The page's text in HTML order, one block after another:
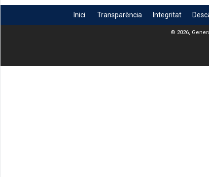
Inici Transparència Integritat
© 2026,